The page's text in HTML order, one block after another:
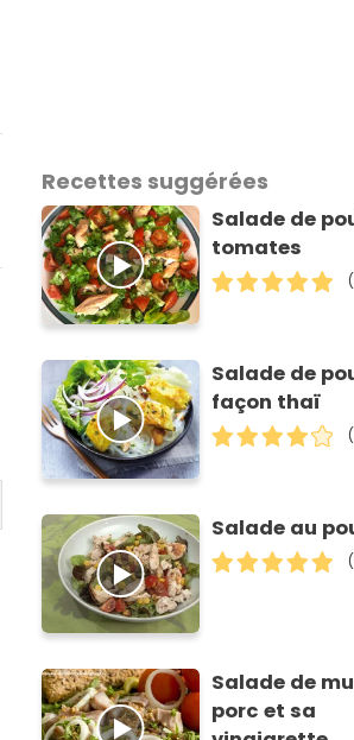
Recettes suggérées
Salade de
tomates
Salade de
façon thaï
Salade au
Salade de
porc et sa